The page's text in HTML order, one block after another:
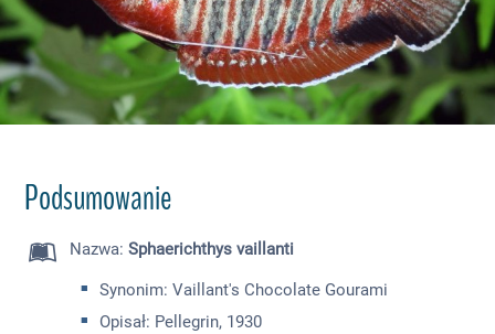
Podsumowanie
Nazwa:Sphaerichthys vaillanti
Synonim: Vaillant's Chocolate Gourami
Opisał: Pellegrin, 1930